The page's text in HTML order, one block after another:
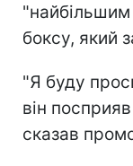
"найбільшим
боксу, який
"Я буду
він
сказав